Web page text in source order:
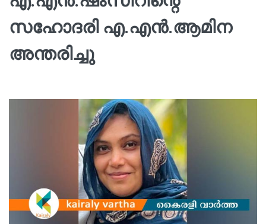
സഹോദരി എ.എന്‍.ആമിന
അന്തരിച്ചു